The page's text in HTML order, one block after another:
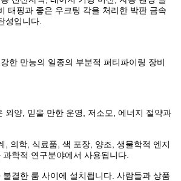
태핑과 좋은 우크팅 각을 처리한 박판 금속
성입니다.
한 만능의 일종의 부분적 퍼티파이링 장비
외양, 믿을 만한 운영, 저소모, 에너지 절약과
, 의학, 식료품, 색 포장, 양조, 생물학적 엔지
학적 연구분야에서 사용됩니다.
불결한 룸 사이에 설치됩니다. 사람들과 상품